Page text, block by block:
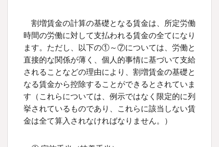
割増賃金の計算の基礎となる賃金は、所定労働
時間の労働に対して支払われる賃金の全てになり
ます。ただし、以下の①～⑦については、労働と
直接的な関係が薄く、個人的事情に基づいて支給
されることなどの理由により、割増賃金の基礎と
なる賃金から控除することができるとされていま
す（これらについては、例示ではなく限定的に列
挙されているものであり、これらに該当しない賃
金は全て算入されなければなりません。）